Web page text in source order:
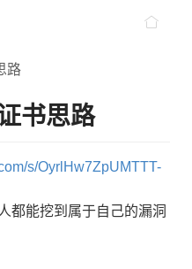
路
书思路
s/OyrlHw7ZpUMTTT-
都能挖到属于自己的漏洞